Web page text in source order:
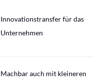
Innovationstransfer für das
Unternehmen
Machbar auch mit kleineren